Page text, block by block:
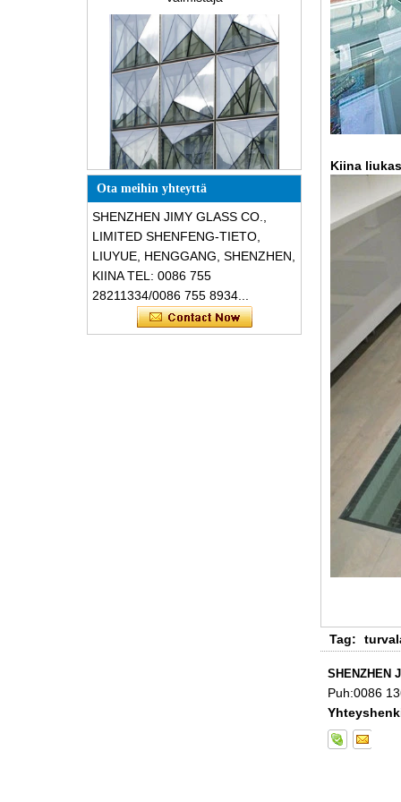
Erikoisrakenteiset
kolmionmuotoiset rakenteelliset
äänieristykset särkymätön lasi-
julkisivut
Ota meihin yhteyttä
SHENZHEN JIMY GLASS CO.,
LIMITED SHENFENG-TIETO,
LIUYUE, HENGGANG, SHENZHEN,
KIINA TEL: 0086 755
28211334/0086 755 8934...
Kiina
Tag:
SHENZHEN
Puh:0086